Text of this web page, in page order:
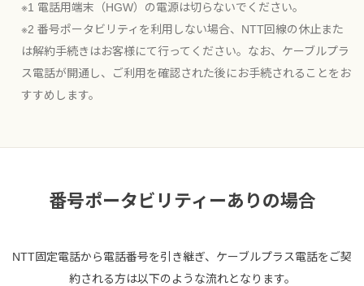
※1 電話用端末（HGW）の電源は切らないでください。
※2 番号ポータビリティを利用しない場合、NTT回線の休止また
は解約手続きはお客様にて行ってください。なお、ケーブルプラ
ス電話が開通し、ご利用を確認された後にお手続されることをお
すすめします。
番号ポータビリティーありの場合
NTT固定電話から電話番号を引き継ぎ、ケーブルプラス電話をご契
約される方は以下のような流れとなります。